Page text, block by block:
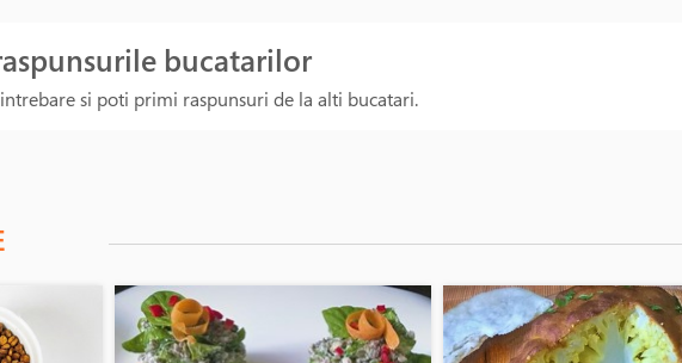
bucatarilor
si poti primi raspunsuri de la alti bucatari.